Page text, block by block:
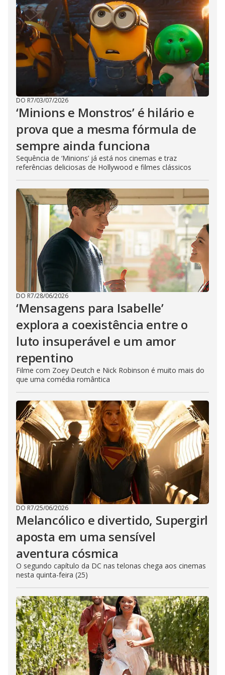
DO R7/03/07/2026
‘Minions e Monstros’ é hilário e
prova que a mesma fórmula de
sempre ainda funciona
Sequência de ‘Minions’ já está nos cinemas e traz
referências deliciosas de Hollywood e filmes clássicos
DO R7/28/06/2026
‘Mensagens para Isabelle’
explora a coexistência entre o
luto insuperável e um amor
repentino
Filme com Zoey Deutch e Nick Robinson é muito mais do
que uma comédia romântica
DO R7/25/06/2026
Melancólico e divertido, Supergirl
aposta em uma sensível
aventura cósmica
O segundo capítulo da DC nas telonas chega aos cinemas
nesta quinta-feira (25)